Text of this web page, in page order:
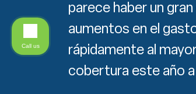
parece haber un
aumentos en el
rápidamente al
cobertura este año
Call us